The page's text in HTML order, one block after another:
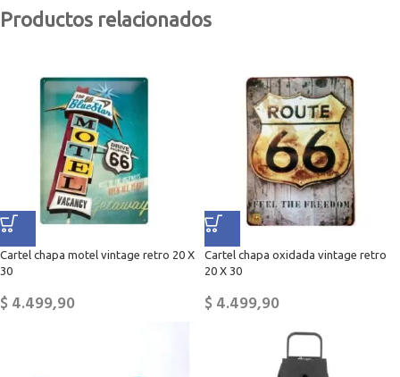
Productos relacionados
Cartel chapa motel vintage retro 20 X
30
$4.499,90
Cartel chapa oxidada vintage retro
20 X 30
$4.499,90